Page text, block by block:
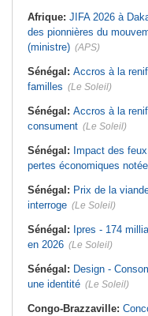
Afrique: JIFA 2026 à
des pionnières du
(ministre) (APS)
Sénégal: Accros à la
familles (Le Soleil)
Sénégal: Accros à la
consument (Le Soleil)
Sénégal: Impact des
pertes économiques
Sénégal: Prix de la
interroge (Le Soleil)
Sénégal: Ipres - 174
en 2026 (Le Soleil)
Sénégal: Design -
une identité (Le Soleil)
Congo-Brazzaville: